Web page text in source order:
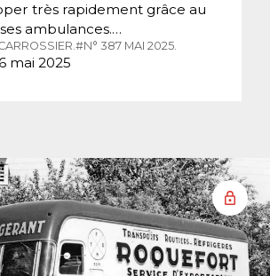
très rapidement grâce au
ambulances.…
#N° 387 MAI 2025.
mai 2025